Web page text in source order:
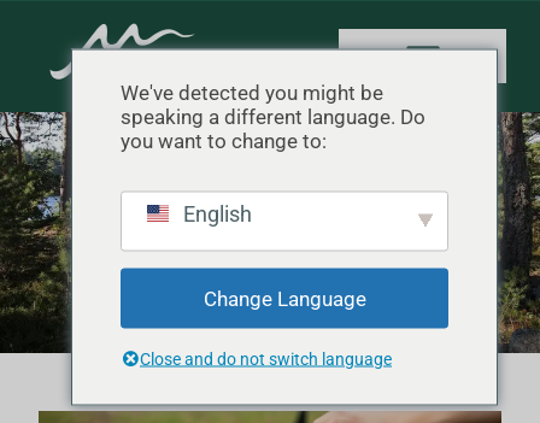
Kategorie: Camping Tips
Startseite
We've detected you might be
speaking a different language. Do
you want to change to:
English
Change Language
Close and do not switch language